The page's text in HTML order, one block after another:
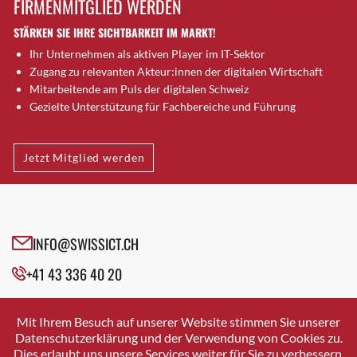
Brugg AG
Brütten
Bubendorf
Bubikon
Buchs (SG)
Bäretswil
Bülach
Cazis
Crissier
Davos Platz
Dierikon
Dietikon
FIRMENMITGLIED WERDEN
STÄRKEN SIE IHRE SICHTBARKEIT IM MARKT!
Ihr Unternehmen als aktiven Player im IT-Sektor
Zugang zu relevanten Akteur:innen der digitalen Wirtschaft
Mitarbeitende am Puls der digitalen Schweiz
Gezielte Unterstützung für Fachbereiche und Führung
Jetzt Mitglied werden
INFO@SWISSICT.CH
+41 43 336 40 20
SWISSICT
VULKANSTRASSE 120
8048 ZURICH
Mit Ihrem Besuch auf unserer Website stimmen Sie unserer
Datenschutzerklärung und der Verwendung von Cookies zu.
Dies erlaubt uns unsere Services weiter für Sie zu verbessern.